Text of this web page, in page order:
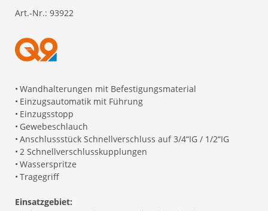
Art.-Nr.: 93922
• Wandhalterungen mit Befestigungsmaterial
• Einzugsautomatik mit Führung
• Einzugsstopp
• Gewebeschlauch
• Anschlussstück Schnellverschluss auf 3/4“IG / 1/2“IG
• 2 Schnellverschlusskupplungen
• Wasserspritze
• Tragegriff
Einsatzgebiet: